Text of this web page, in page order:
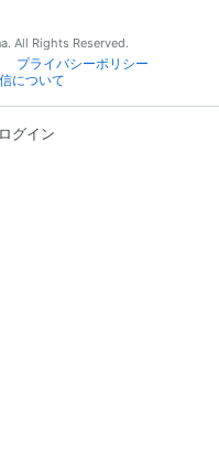
All Rights Reserved.
プライバシーポリシー
について
ログイン